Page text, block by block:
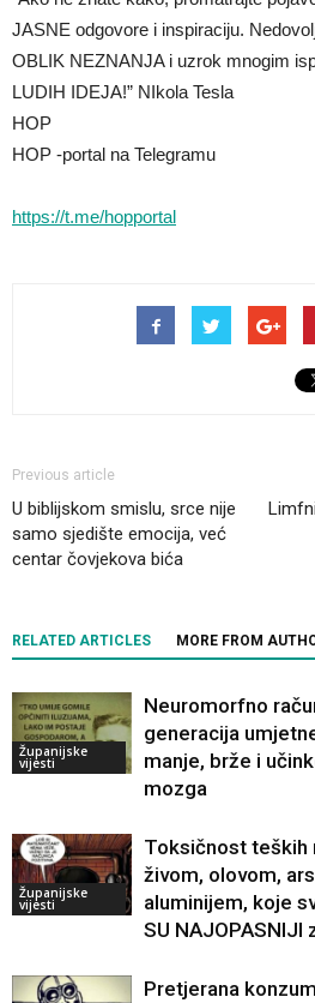
JASNE odgovore i inspiraciju.
OBLIK NEZNANJA i uzrok mnogim
LUDIH IDEJA!” NIkola Tesla
HOP
HOP -portal na Telegramu
https://t.me/hopportal
Previous article
U biblijskom smislu, srce nije
samo sjedište emocija, već
centar čovjekova bića
RELATED ARTICLES MORE FROM
Županijske
vijesti
Neuromorfno
generacija
manje, brže i
mozga
Županijske
vijesti
Toksičnost teških
živom, olovom,
aluminijem, koje
SU NAJOPASNIJI
Pretjerana